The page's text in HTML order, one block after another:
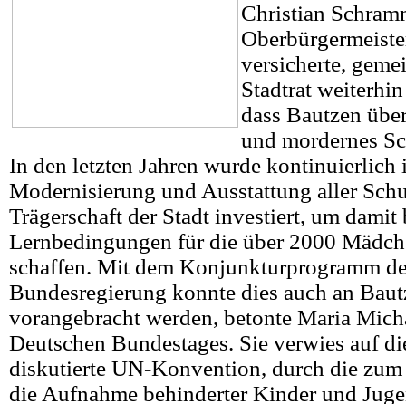
Christian
versicherte,
Stadtrat
dass Bautzen
und mordernes
In den letzten Jahren wurde kontinuierlich
Modernisierung und Ausstattung aller
Trägerschaft der Stadt investiert, um damit
Lernbedingungen für die über 2000
schaffen. Mit dem Konjunkturprogramm
Bundesregierung konnte dies auch an
vorangebracht werden, betonte Maria
Deutschen Bundestages. Sie verwies auf
diskutierte UN-Konvention, durch die
die Aufnahme behinderter Kinder und